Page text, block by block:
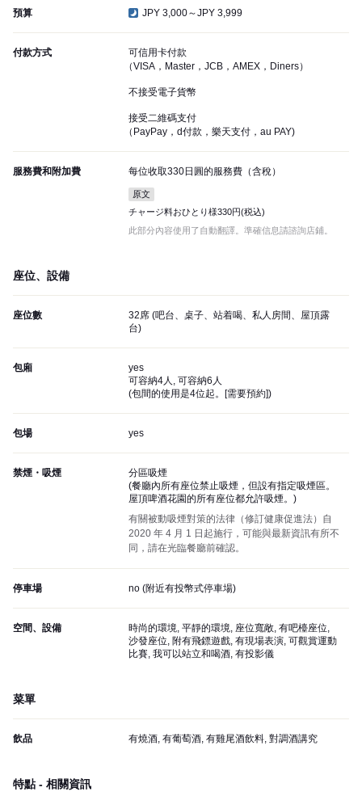
預算 JPY 3,000～JPY 3,999
付款方式
可信用卡付款
（VISA，Master，JCB，AMEX，Diners）
不接受電子貨幣
接受二維碼支付
（PayPay，d付款，樂天支付，au PAY)
服務費和附加費 每位收取330日圓的服務費（含稅）
原文
チャージ料おひとり様330円(税込)
此部分內容使用了自動翻譯。準確信息請諮詢店鋪。
座位、設備
座位數
32席 (吧台、桌子、站着喝、私人房間、屋頂露
台)
包廂
yes
可容納4人, 可容納6人
(包間的使用是4位起。[需要預約])
包場 yes
禁煙・吸煙
分區吸煙
(餐廳內所有座位禁止吸煙，但設有指定吸煙區。
屋頂啤酒花園的所有座位都允許吸煙。 )
有關被動吸煙對策的法律（修訂健康促進法）自
2020 年 4 月 1 日起施行，可能與最新資訊有所不
同，請在光臨餐廳前確認。
停車場 no (附近有投幣式停車場)
空間、設備
時尚的環境, 平靜的環境, 座位寬敞, 有吧檯座位,
沙發座位, 附有飛鏢遊戲, 有現場表演, 可觀賞運動
比賽, 我可以站立和喝酒, 有投影儀
菜單
飲品 有燒酒, 有葡萄酒, 有雞尾酒飲料, 對調酒講究
特點 - 相關資訊